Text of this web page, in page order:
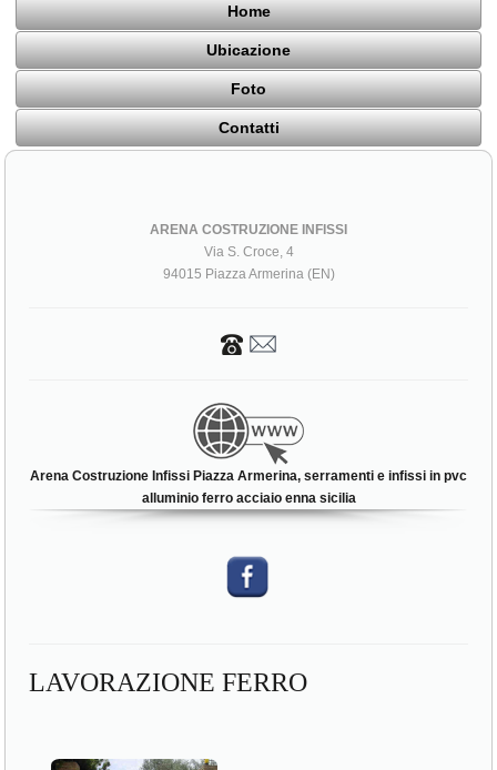
Home
Ubicazione
Foto
Contatti
ARENA COSTRUZIONE INFISSI
Via S. Croce, 4
94015 Piazza Armerina (EN)
Arena Costruzione Infissi Piazza Armerina, serramenti e infissi in pvc
alluminio ferro acciaio enna sicilia
LAVORAZIONE FERRO